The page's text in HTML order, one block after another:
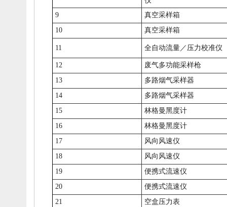
9 真空采样箱
10
真空采样箱
11 全自动流量／压力校准仪
12 废气多功能采样枪
13
多路烟气采样器
14
多路烟气采样器
15
林格曼黑度计
16
林格曼黑度计
17
风向风速仪
18
风向风速仪
19
便携式流速仪
20
便携式流速仪
21
空盒压力表